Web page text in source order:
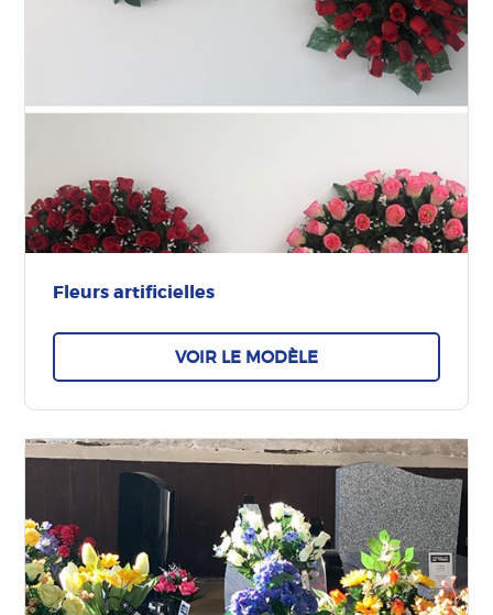
Fleurs artificielles
VOIR LE MODÈLE